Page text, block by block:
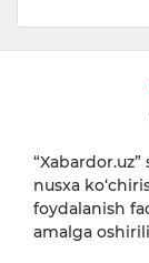
nusxa
foydalanish
amalga